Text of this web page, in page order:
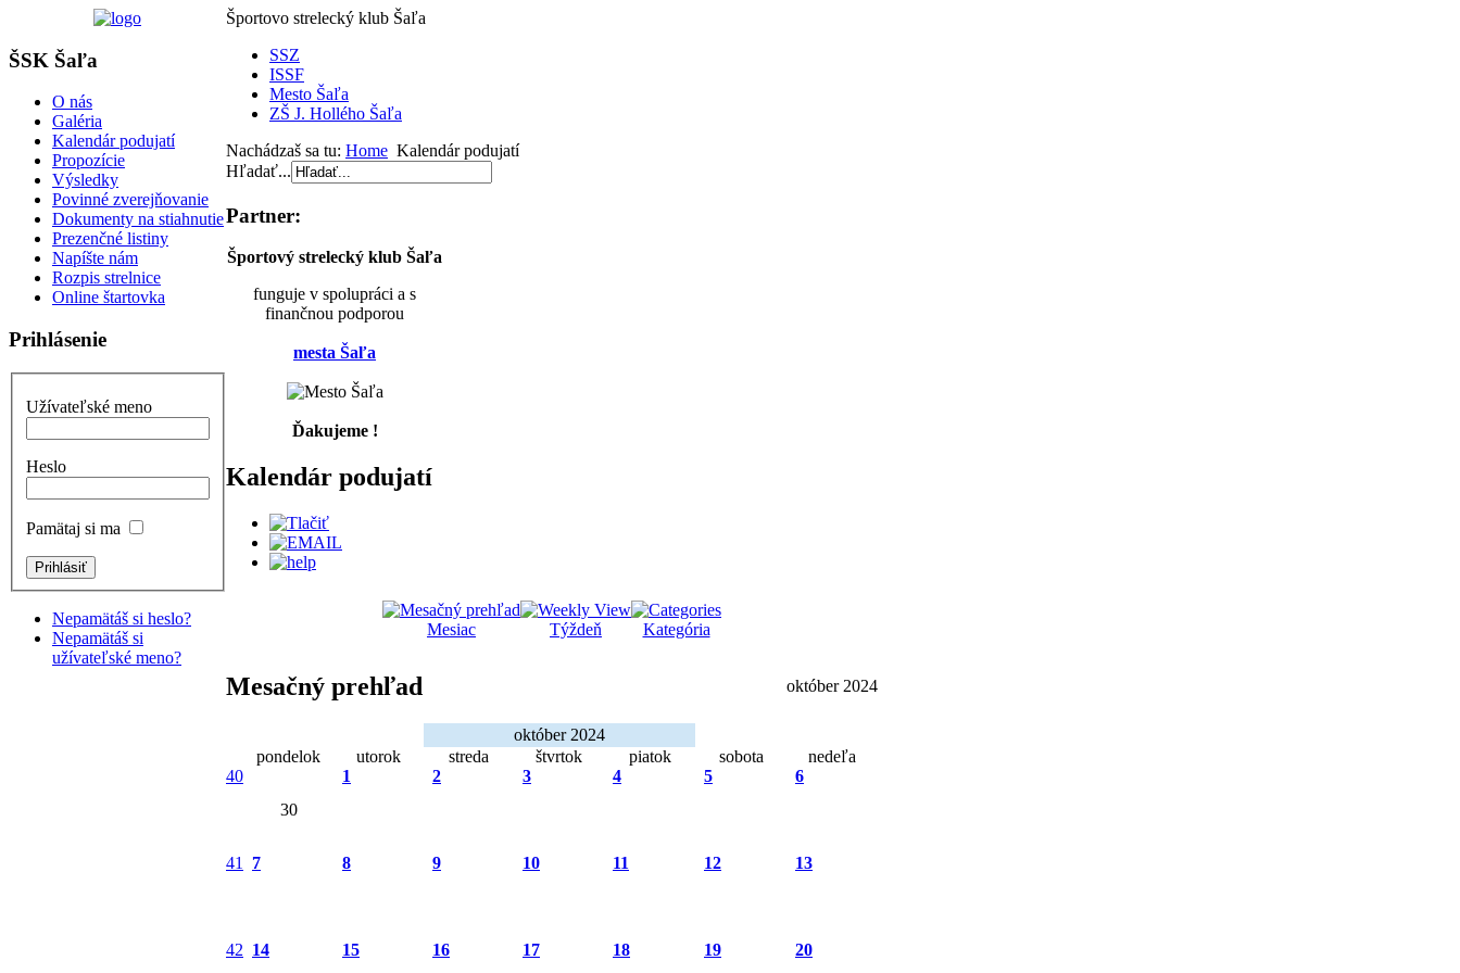
ŠSK Šaľa
O nás
Galéria
Kalendár podujatí
Propozície
Výsledky
Povinné zverejňovanie
Dokumenty na stiahnutie
Prezenčné listiny
Napíšte nám
Rozpis strelnice
Online štartovka
Prihlásenie
Užívateľské meno
Heslo
Pamätaj si ma
Nepamätáš si heslo?
Nepamätáš si
užívateľské meno?
Športovo strelecký klub Šaľa
SSZ
ISSF
Mesto Šaľa
ZŠ J. Hollého Šaľa
Nachádzaš sa tu: Home Kalendár podujatí
Hľadať...
Partner:
Športový strelecký klub Šaľa
funguje v spolupráci a s
finančnou podporou
mesta Šaľa
Ďakujeme !
Kalendár podujatí
Mesiac Týždeň Kategória
Mesačný prehľad október 2024
október 2024
pondelok
utorok streda štvrtok piatok sobota
nedeľa
40
30
1 2 3 4 5 6
41 7 8 9 10 11 12 13
42 14 15 16 17 18 19 20